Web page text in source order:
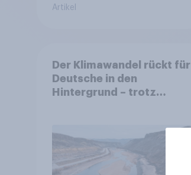
Artikel
Der Klimawandel rückt für
Deutsche in den
Hintergrund – trotz